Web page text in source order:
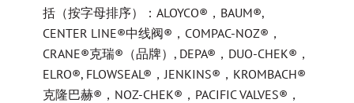
括（按字母排序）：ALOYCO®，BAUM®,
CENTER LINE®中线阀®，COMPAC-NOZ®，
CRANE®克瑞®（品牌）, DEPA®，DUO-CHEK®，
ELRO®, FLOWSEAL®，JENKINS®，KROMBACH®
克隆巴赫®，NOZ-CHEK®，PACIFIC VALVES®，